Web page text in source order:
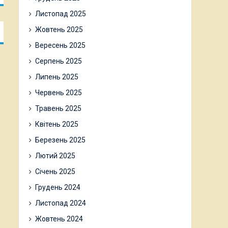
Листопад 2025
Жовтень 2025
Вересень 2025
Серпень 2025
Липень 2025
Червень 2025
Травень 2025
Квітень 2025
Березень 2025
Лютий 2025
Січень 2025
Грудень 2024
Листопад 2024
Жовтень 2024